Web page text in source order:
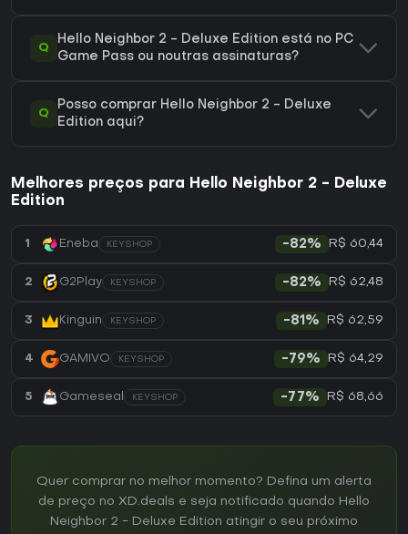
Q
Hello Neighbor 2 - Deluxe Edition está no PC
Game Pass ou noutras assinaturas?
Q
Posso comprar Hello Neighbor 2 - Deluxe
Edition aqui?
Melhores preços para Hello Neighbor 2 - Deluxe
Edition
1 Eneba KEYSHOP -82% R$ 60,44
2 G2Play KEYSHOP -82% R$ 62,48
3 Kinguin KEYSHOP -81% R$ 62,59
4 GAMIVO KEYSHOP -79% R$ 64,29
5 Gameseal KEYSHOP -77% R$ 68,66
Quer comprar no melhor momento? Defina um alerta
de preço no XD.deals e seja notificado quando Hello
Neighbor 2 - Deluxe Edition atingir o seu próximo